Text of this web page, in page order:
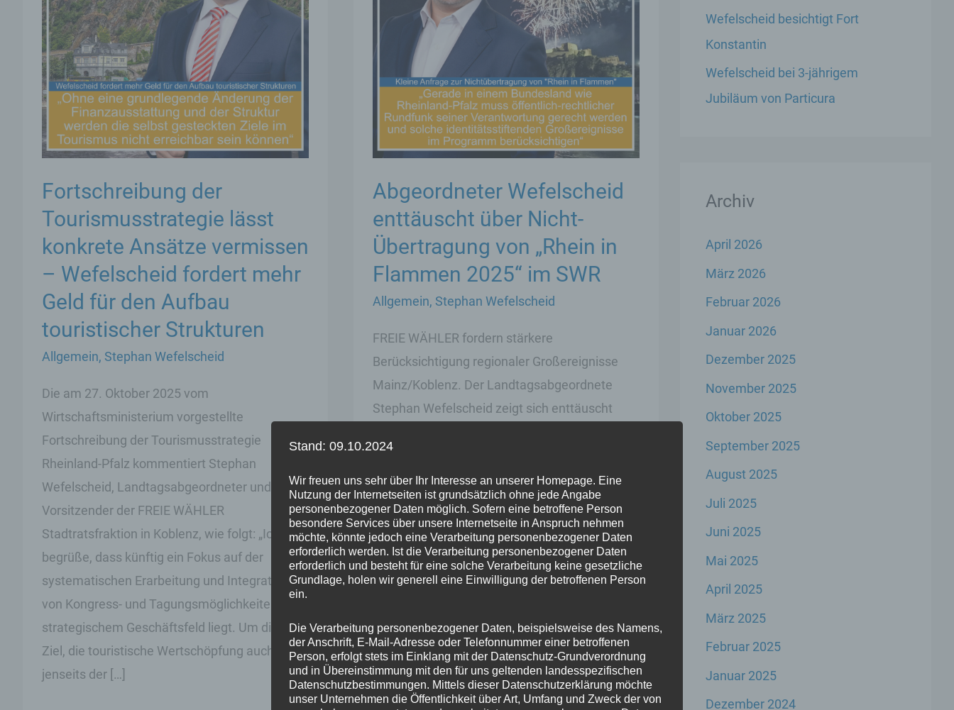
Fortschreibung der
Tourismusstrategie lässt
konkrete Ansätze vermissen
– Wefelscheid fordert mehr
Geld für den Aufbau
touristischer Strukturen
Allgemein, Stephan Wefelscheid
Die am 27. Oktober 2025 vom
Wirtschaftsministerium vorgestellte
Fortschreibung der Tourismusstrategie
Rheinland-Pfalz kommentiert Stephan
Wefelscheid, Landtagsabgeordneter und
Vorsitzender der FREIE WÄHLER
Stadtratsfraktion in Koblenz, wie folgt: „Ich
begrüße, dass künftig ein Fokus auf der
systematischen Erarbeitung und Integration
von Kongress- und Tagungsmöglichkeiten als
strategischem Geschäftsfeld liegt. Um dieses
Ziel, die touristische Wertschöpfung auch
jenseits der […]
Abgeordneter Wefelscheid
enttäuscht über Nicht-
Übertragung von „Rhein in
Flammen 2025“ im SWR
Allgemein, Stephan Wefelscheid
FREIE WÄHLER fordern stärkere
Berücksichtigung regionaler Großereignisse
Mainz/Koblenz. Der Landtagsabgeordnete
Stephan Wefelscheid zeigt sich enttäuscht
Übertragung von „Rhein in Flammen 2025“.
Wefelscheid hatte an die Landesregierung eine
Kleine Anfrage zu den Hintergründen gestellt,
nachdem das beliebte Feuerwerks- und
Kulturfestival in diesem Jahr nicht im
öffentlich-rechtlichen Fernsehen zu sehen war.
Abgeordneter
Wefelscheid
enttäuscht
Weiterlesen
Wefelscheid besichtigt Fort
Konstantin
Wefelscheid bei 3-jährigem
Jubiläum von Particura
Archiv
April 2026
März 2026
Februar 2026
Januar 2026
Dezember 2025
November 2025
Oktober 2025
September 2025
August 2025
Juli 2025
Juni 2025
Mai 2025
April 2025
März 2025
Februar 2025
Januar 2025
Dezember 2024
Stand: 09.10.2024
Wir freuen uns sehr über Ihr Interesse an unserer Homepage. Eine
Nutzung der Internetseiten ist grundsätzlich ohne jede Angabe
personenbezogener Daten möglich. Sofern eine betroffene Person
besondere Services über unsere Internetseite in Anspruch nehmen
möchte, könnte jedoch eine Verarbeitung personenbezogener Daten
erforderlich werden. Ist die Verarbeitung personenbezogener Daten
erforderlich und besteht für eine solche Verarbeitung keine gesetzliche
Grundlage, holen wir generell eine Einwilligung der betroffenen Person
ein.
Die Verarbeitung personenbezogener Daten, beispielsweise des Namens,
der Anschrift, E-Mail-Adresse oder Telefonnummer einer betroffenen
Person, erfolgt stets im Einklang mit der Datenschutz-Grundverordnung
und in Übereinstimmung mit den für uns geltenden landesspezifischen
Datenschutzbestimmungen. Mittels dieser Datenschutzerklärung möchte
unser Unternehmen die Öffentlichkeit über Art, Umfang und Zweck der von